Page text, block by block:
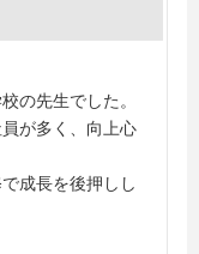
の先生でした。
が多く、向上心
成長を後押しし